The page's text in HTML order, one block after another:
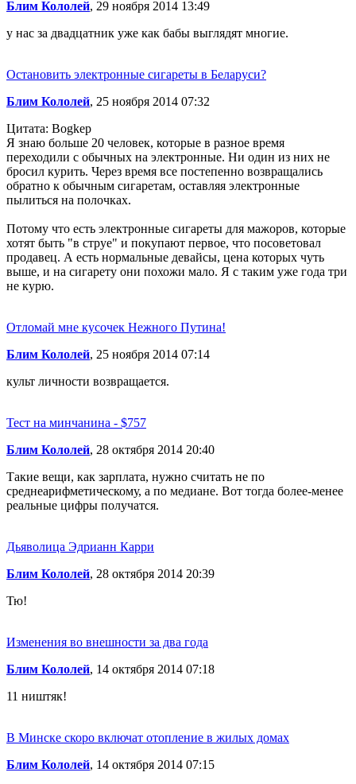
Блим Кололей, 29 ноября 2014 13:49
у нас за двадцатник уже как бабы выглядят многие.
Остановить электронные сигареты в Беларуси?
Блим Кололей, 25 ноября 2014 07:32
Цитата: Bogkep
Я знаю больше 20 человек, которые в разное время
переходили с обычных на электронные. Ни один из них не
бросил курить. Через время все постепенно возвращались
обратно к обычным сигаретам, оставляя электронные
пылиться на полочках.
Потому что есть электронные сигареты для мажоров, которые
хотят быть "в струе" и покупают первое, что посоветовал
продавец. А есть нормальные девайсы, цена которых чуть
выше, и на сигарету они похожи мало. Я с таким уже года три
не курю.
Отломай мне кусочек Нежного Путина!
Блим Кололей, 25 ноября 2014 07:14
культ личности возвращается.
Тест на минчанина - $757
Блим Кололей, 28 октября 2014 20:40
Такие вещи, как зарплата, нужно считать не по
среднеарифметическому, а по медиане. Вот тогда более-менее
реальные цифры получатся.
Дьяволица Эдрианн Карри
Блим Кололей, 28 октября 2014 20:39
Тю!
Изменения во внешности за два года
Блим Кололей, 14 октября 2014 07:18
11 ништяк!
В Минске скоро включат отопление в жилых домах
Блим Кололей, 14 октября 2014 07:15